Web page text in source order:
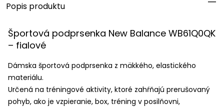
Popis produktu
Športová podprsenka New Balance WB61Q0QK
– fialové
Dámska športová podprsenka z mäkkého, elastického
materiálu.
Určená na tréningové aktivity, ktoré zahŕňajú prerušovaný
pohyb, ako je vzpieranie, box, tréning v posilňovni,